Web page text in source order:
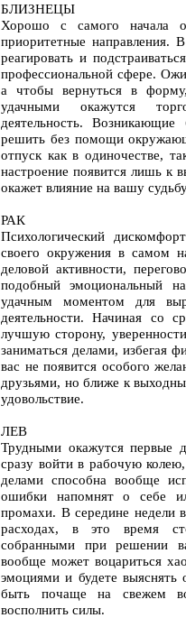
БЛИЗНЕЦЫ
Хорошо с самого начала
приоритетные направления.
реагировать и
профессиональной сфере.
а чтобы вернуться в
удачными окажутся
деятельность.
решить без помощи
отпуск как в одиночестве,
настроение появится лишь к
окажет влияние на вашу
РАК
Психологический
своего окружения в самом
деловой активности,
подобный эмоциональный
удачным моментом для
деятельности. Начиная со
лучшую сторону,
заниматься делами, избегая
вас не появится особого
друзьями, но ближе к
удовольствие.
ЛЕВ
Трудными окажутся первые
сразу войти в рабочую
делами способна вообще
ошибки напомнят о себе
промахи. В середине недели
расходах, в это время
собранными при решении
вообще может воцариться
эмоциями и будете
быть почаще на свежем
восполнить силы.